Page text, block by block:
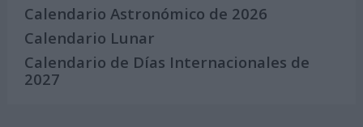
Calendario Astronómico de 2026
Calendario Lunar
Calendario de Días Internacionales de
2027